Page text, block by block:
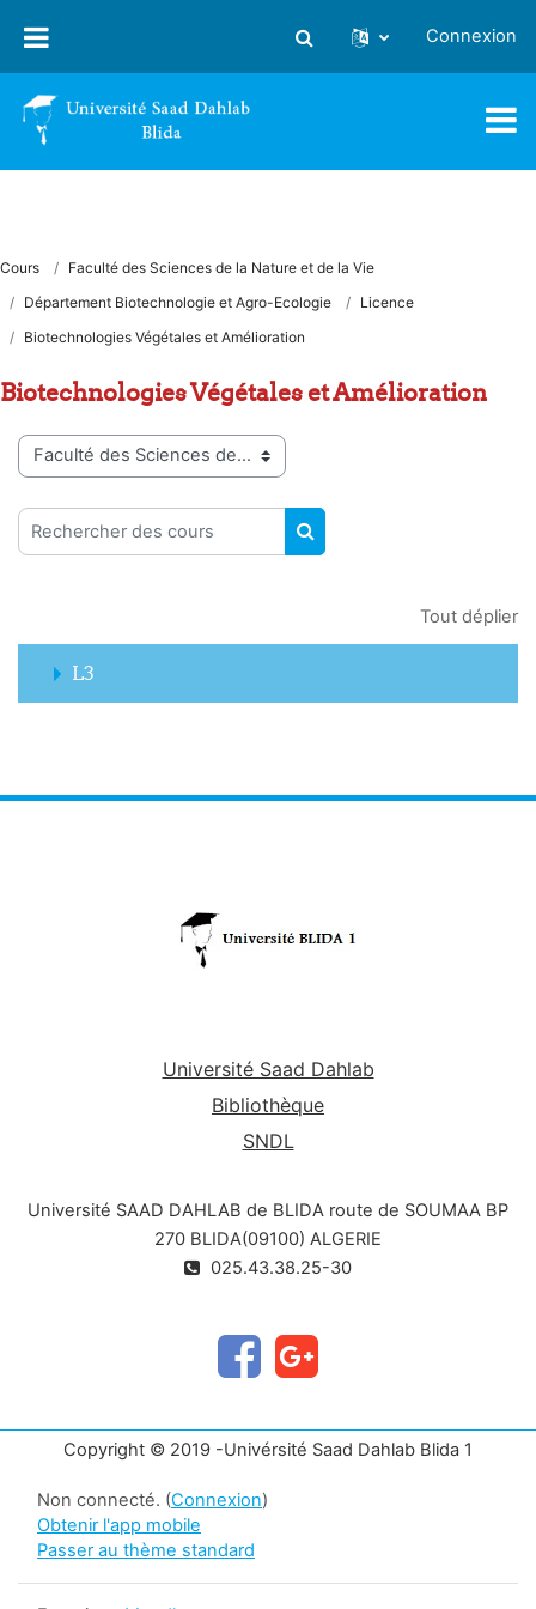
Activer/désactiver la saisie
Connexion
Cours
Faculté des Sciences de la Nature et de la Vie
Département Biotechnologie et Agro-Ecologie
Licence
Biotechnologies Végétales et Amélioration
Biotechnologies Végétales et Amélioration
Catégories de cours
Rechercher des cours
RECHERCHER DES
Tout déplier
L3
Université Saad Dahlab
Bibliothèque
SNDL
Université SAAD DAHLAB de BLIDA route de SOUMAA BP
270 BLIDA(09100) ALGERIE
025.43.38.25-30
Copyright © 2019 -Univérsité Saad Dahlab Blida 1
Non connecté. (Connexion)
Obtenir l'app mobile
Passer au thème standard